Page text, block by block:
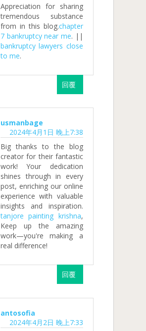
Appreciation for sharing
tremendous substance
from in this blog.chapter
7 bankruptcy near me. ||
bankruptcy lawyers close
to me.
回覆
usmanbage
2024年4月1日 晚上7:38
Big thanks to the blog
creator for their fantastic
work! Your dedication
shines through in every
post, enriching our online
experience with valuable
insights and inspiration.
tanjore painting krishna,
Keep up the amazing
work—you're making a
real difference!
回覆
antosofia
2024年4月2日 晚上7:33